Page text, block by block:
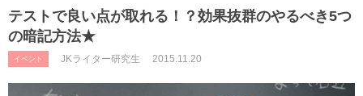
テストで良い点が取れる！？効果抜群のやるべき5つ
の暗記方法★
イベント JKライター研究生 2015.11.20